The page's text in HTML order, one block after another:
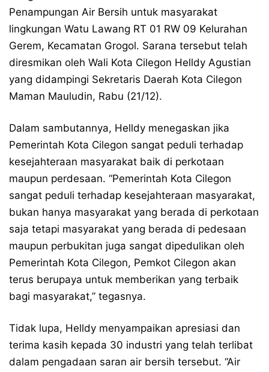
Penampungan Air Bersih untuk masyarakat
lingkungan Watu Lawang RT 01 RW 09 Kelurahan
Gerem, Kecamatan Grogol. Sarana tersebut telah
diresmikan oleh Wali Kota Cilegon Helldy Agustian
yang didampingi Sekretaris Daerah Kota Cilegon
Maman Mauludin, Rabu (21/12).
Dalam sambutannya, Helldy menegaskan jika
Pemerintah Kota Cilegon sangat peduli terhadap
kesejahteraan masyarakat baik di perkotaan
maupun perdesaan. “Pemerintah Kota Cilegon
sangat peduli terhadap kesejahteraan masyarakat,
bukan hanya masyarakat yang berada di perkotaan
saja tetapi masyarakat yang berada di pedesaan
maupun perbukitan juga sangat dipedulikan oleh
Pemerintah Kota Cilegon, Pemkot Cilegon akan
terus berupaya untuk memberikan yang terbaik
bagi masyarakat,” tegasnya.
Tidak lupa, Helldy menyampaikan apresiasi dan
terima kasih kepada 30 industri yang telah terlibat
dalam pengadaan saran air bersih tersebut. “Air